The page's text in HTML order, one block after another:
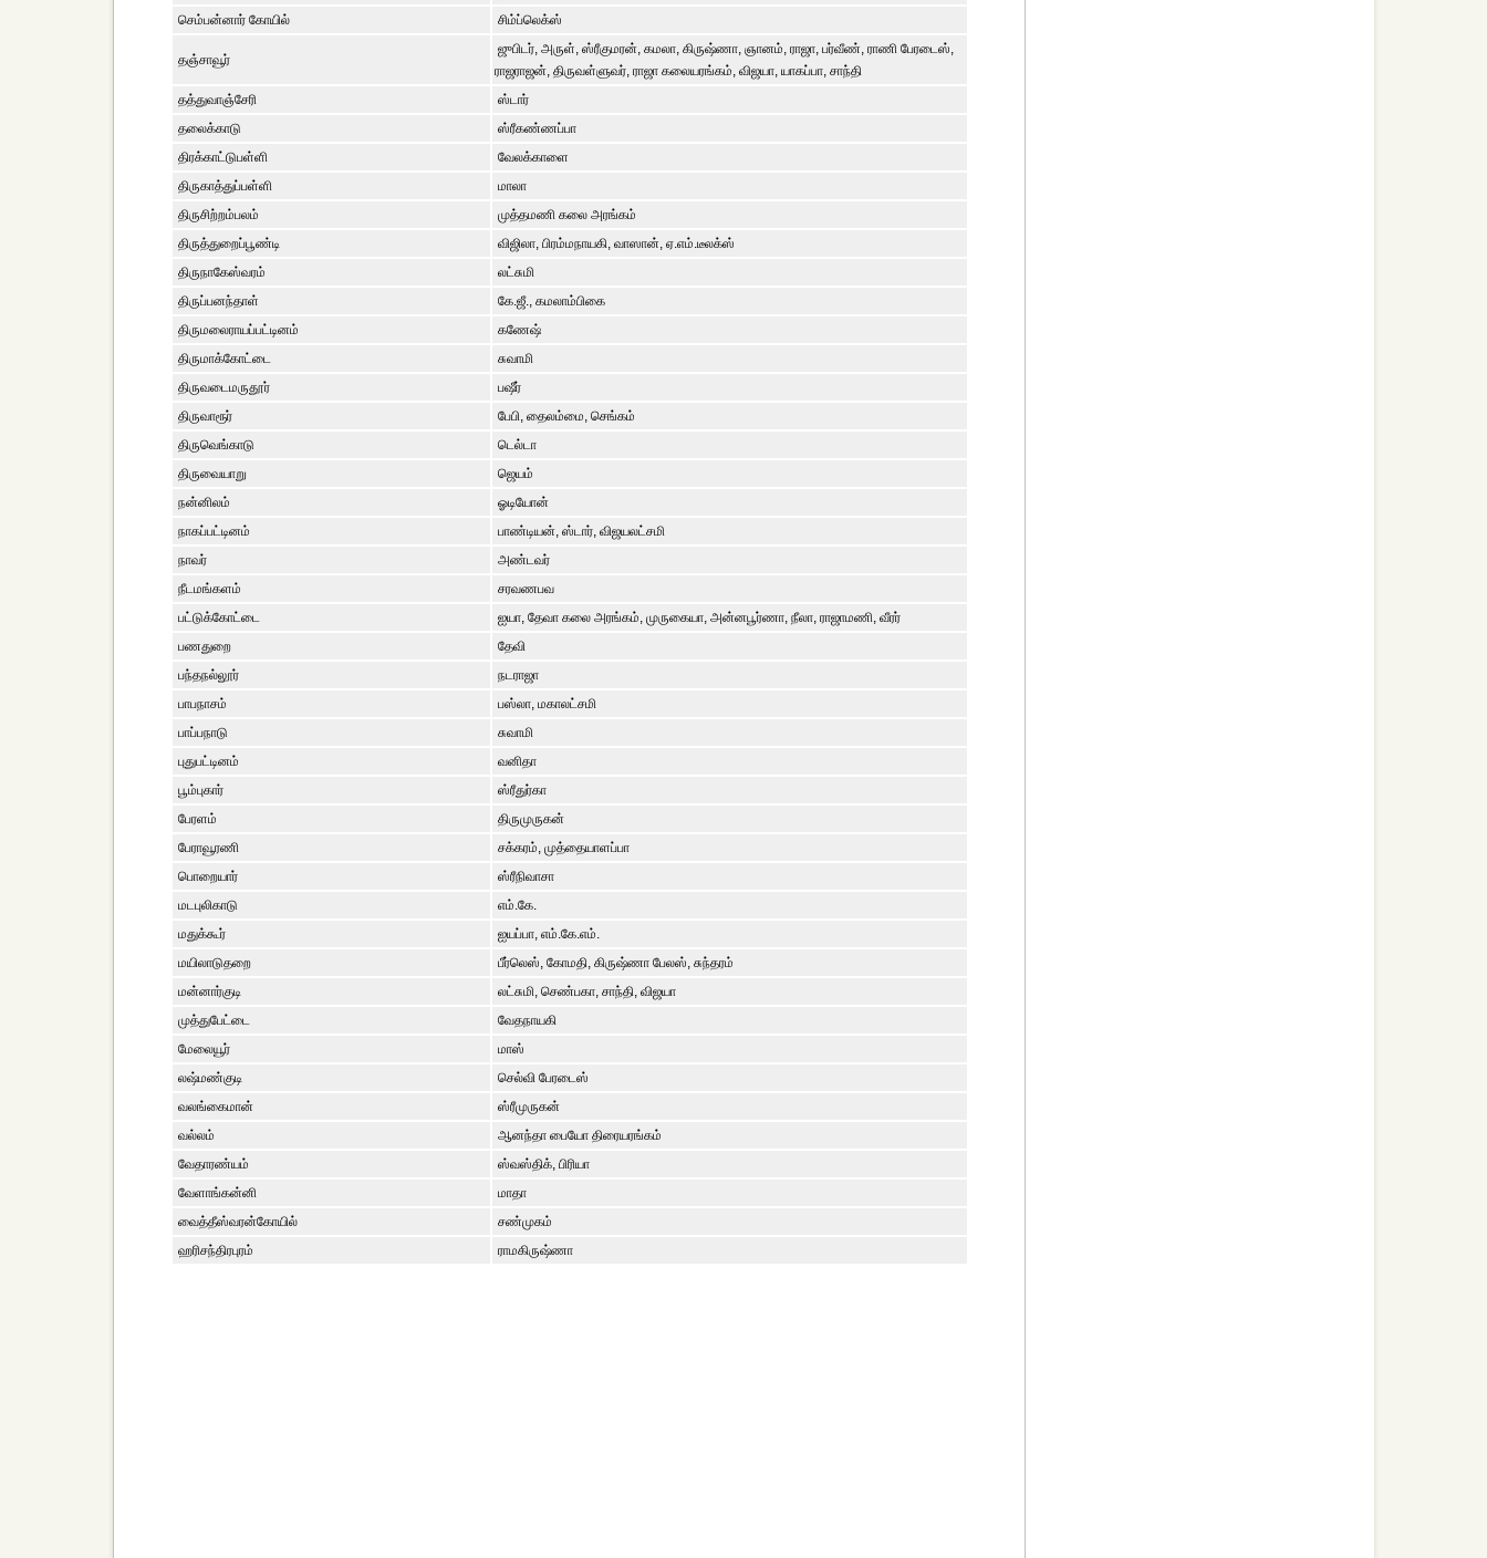
செம்பன்னார் கோயில்
சிம்ப்லெக்ஸ்
தஞ்சாவூர்
ஜுபிடர், அருள், ஸ்ரீகுமரன், கமலா, கிருஷ்ணா, ஞானம், ராஜா, பர்வீண், ராணி பேரடைஸ்,
ராஜராஜன், திருவள்ளுவர், ராஜா கலையரங்கம், விஜயா, யாகப்பா, சாந்தி
தத்துவாஞ்சேரி
ஸ்டார்
தலைக்காடு
ஸ்ரீகண்ணப்பா
திரக்காட்டுபள்ளி
வேலக்காளை
திருகாத்துப்பள்ளி
மாலா
திருசிற்றம்பலம்
முத்தமணி கலை அரங்கம்
திருத்துறைப்பூண்டி
விஜிலா, பிரம்மநாயகி, வாஸான், ஏ.எம்.டீலக்ஸ்
திருநாகேஸ்வரம்
லட்சுமி
திருப்பனந்தாள்
கே.ஜீ., கமலாம்பிகை
திருமலைராயப்பட்டினம்
கணேஷ்
திருமாக்கோட்டை
சுவாமி
திருவடைமருதூர்
பஷீர்
திருவாரூர்
பேபி, தைலம்மை, செங்கம்
திருவெங்காடு
டெல்டா
திருவையாறு
ஜெயம்
நன்னிலம்
ஓடியோன்
நாகப்பட்டினம்
பாண்டியன், ஸ்டார், விஜயலட்சமி
நாவர்
அண்டவர்
நீடமங்களம்
சரவணபவ
பட்டுக்கோட்டை
ஐயா, தேவா கலை அரங்கம், முருகையா, அன்னபூர்ணா, நீலா, ராஜாமணி, வீரர்
பணதுறை
தேவி
பந்தநல்லூர்
நடராஜா
பாபநாசம்
பஸ்லா, மகாலட்சமி
பாப்பநாடு
சுவாமி
புதுபட்டினம்
வனிதா
பூம்புகார்
ஸ்ரீதுர்கா
பேரளம்
திருமுருகன்
பேராவூரணி
சக்கரம், முத்தையாளப்பா
பொறையார்
ஸ்ரீநிவாசா
மடபுலிகாடு
எம்.கே.
மதுக்கூர்
ஐயப்பா, எம்.கே.எம்.
மயிலாடுதறை
பீர்லெஸ், கோமதி, கிருஷ்ணா பேலஸ், சுந்தரம்
மன்னார்குடி
லட்சுமி, செண்பகா, சாந்தி, விஜயா
முத்துபேட்டை
வேதநாயகி
மேலையூர்
மாஸ்
லஷ்மண்குடி
செல்வி பேரடைஸ்
வலங்கைமான்
ஸ்ரீமுருகன்
வல்லம்
ஆனந்தா பையோ திரையரங்கம்
வேதாரண்யம்
ஸ்வஸ்திக், பிரியா
வேளாங்கன்னி
மாதா
வைத்தீஸ்வரன்கோயில்
சண்முகம்
ஹரிசந்திரபுரம்
ராமகிருஷ்ணா